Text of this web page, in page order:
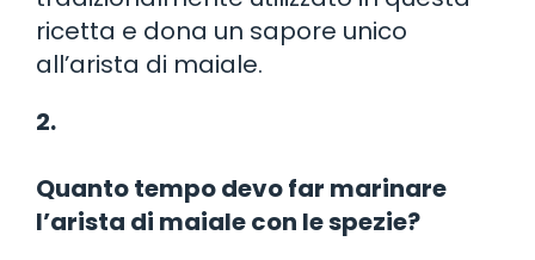
ricetta e dona un sapore unico
all’arista di maiale.
2.
Quanto tempo devo far marinare
l’arista di maiale con le spezie?